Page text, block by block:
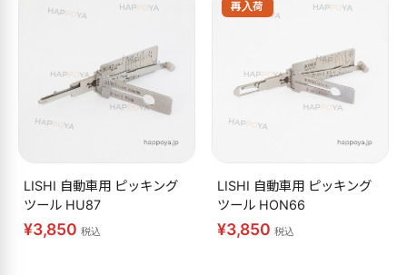
LISHI 自動車用 ピッキング
ツール HU87
¥3,850 税込
再入荷
LISHI 自動車用 ピッキング
ツール HON66
¥3,850 税込